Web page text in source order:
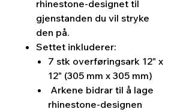
rhinestone-designet til
gjenstanden du vil stryke
den på.
Settet inkluderer:
7 stk overføringsark 12" x
12" (305 mm x 305 mm)
Arkene bidrar til å lage
rhinestone-designen